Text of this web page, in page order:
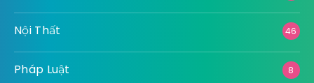
Nội Thất 46
Pháp Luật 8